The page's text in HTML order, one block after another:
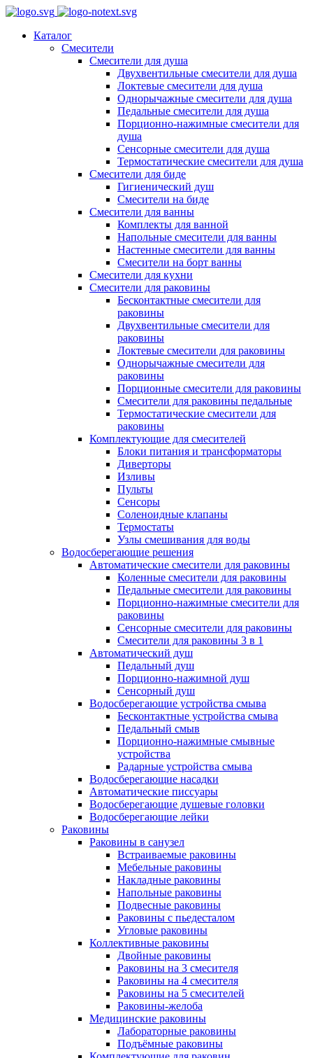
Каталог
Смесители
Смесители для душа
Двухвентильные смесители для душа
Локтевые смесители для душа
Однорычажные смесители для душа
Педальные смесители для душа
Порционно-нажимные смесители для
душа
Сенсорные смесители для душа
Термостатические смесители для душа
Смесители для биде
Гигиенический душ
Смесители на биде
Смесители для ванны
Комплекты для ванной
Напольные смесители для ванны
Настенные смесители для ванны
Смесители на борт ванны
Смесители для кухни
Смесители для раковины
Бесконтактные смесители для
раковины
Двухвентильные смесители для
раковины
Локтевые смесители для раковины
Однорычажные смесители для
раковины
Порционные смесители для раковины
Смесители для раковины педальные
Термостатические смесители для
раковины
Комплектующие для смесителей
Блоки питания и трансформаторы
Диверторы
Изливы
Пульты
Сенсоры
Соленоидные клапаны
Термостаты
Узлы смешивания для воды
Водосберегающие решения
Автоматические смесители для раковины
Коленные смесители для раковины
Педальные смесители для раковины
Порционно-нажимные смесители для
раковины
Сенсорные смесители для раковины
Смесители для раковины 3 в 1
Автоматический душ
Педальный душ
Порционно-нажимной душ
Сенсорный душ
Водосберегающие устройства смыва
Бесконтактные устройства смыва
Педальный смыв
Порционно-нажимные смывные
устройства
Радарные устройства смыва
Водосберегающие насадки
Автоматические писсуары
Водосберегающие душевые головки
Водосберегающие лейки
Раковины
Раковины в санузел
Встраиваемые раковины
Мебельные раковины
Накладные раковины
Напольные раковины
Подвесные раковины
Раковины с пьедесталом
Угловые раковины
Коллективные раковины
Двойные раковины
Раковины на 3 смесителя
Раковины на 4 смесителя
Раковины на 5 смесителей
Раковины-желоба
Медицинские раковины
Лабораторные раковины
Подъёмные раковины